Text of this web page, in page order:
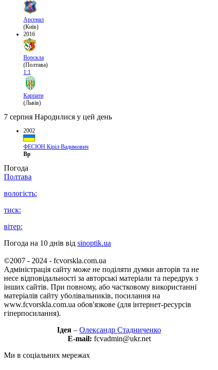
Арсенал
(Київ)
2016
Ворскла
(Полтава)
1:1
Карпати
(Львів)
7 серпня Народилися у цей день
2002
ФЕСЮН Кіріл Вадимович
Вр
Погода
Полтава
вологість:
тиск:
вітер:
Погода на 10 днів від sinoptik.ua
©2007 - 2024 - fcvorskla.com.ua
Адміністрація сайту може не поділяти думки авторів та не
несе відповідальності за авторські матеріали та передрук з
інших сайтів. При повному, або частковому використанні
матеріалів сайту уболівальників, посилання на
www.fcvorskla.com.ua обов'язкове (для інтернет-ресурсів
гіперпосилання).
Ідея – Олександр Стадниченко
E-mail: fcvadmin@ukr.net
Ми в соціальних мережах